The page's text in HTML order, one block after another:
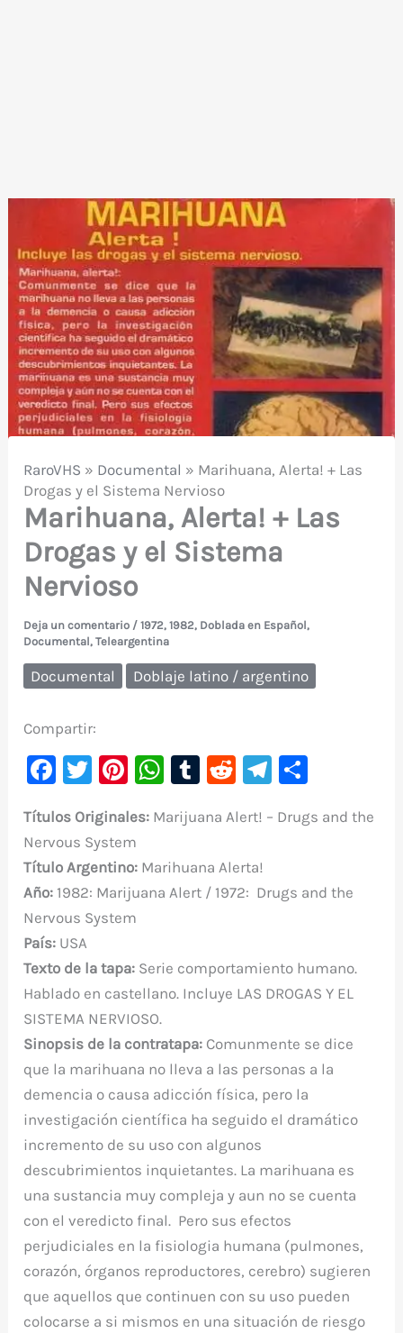
RaroVHS » Documental » Marihuana, Alerta! + Las
Drogas y el Sistema Nervioso
Marihuana, Alerta! + Las
Drogas y el Sistema
Nervioso
Deja un comentario /1972,1982, Doblada en Español,
Documental,Teleargentina
Documental Doblaje latino / argentino
Compartir:
F
c
e
b
o
o
k
T
it
te
r
Pi
er
e
st
W
at
s
A
T
m
bl
r
R
d
di
t
Te
gr
m
m
ar
Títulos Originales: Marijuana Alert! – Drugs and the
Nervous System
TítuloArgentino: Marihuana Alerta!
Año: 1982: Marijuana Alert / 1972: Drugs and the
Nervous System
País: USA
Texto de la tapa: Serie comportamiento humano.
Hablado en castellano. Incluye LAS DROGAS Y EL
SISTEMA NERVIOSO.
Sinopsis de la contratapa: Comunmente se dice
que la marihuana no lleva a las personas a la
demencia o causa adicción física, pero la
investigación científica ha seguido el dramático
incremento de su uso con algunos
descubrimientos inquietantes. La marihuana es
una sustancia muy compleja y aun no se cuenta
con el veredicto final. Pero sus efectos
perjudiciales en la fisiologia humana (pulmones,
corazón, órganos reproductores, cerebro) sugieren
que aquellos que continuen con su uso pueden
colocarse a si mismos en una situación de riesgo